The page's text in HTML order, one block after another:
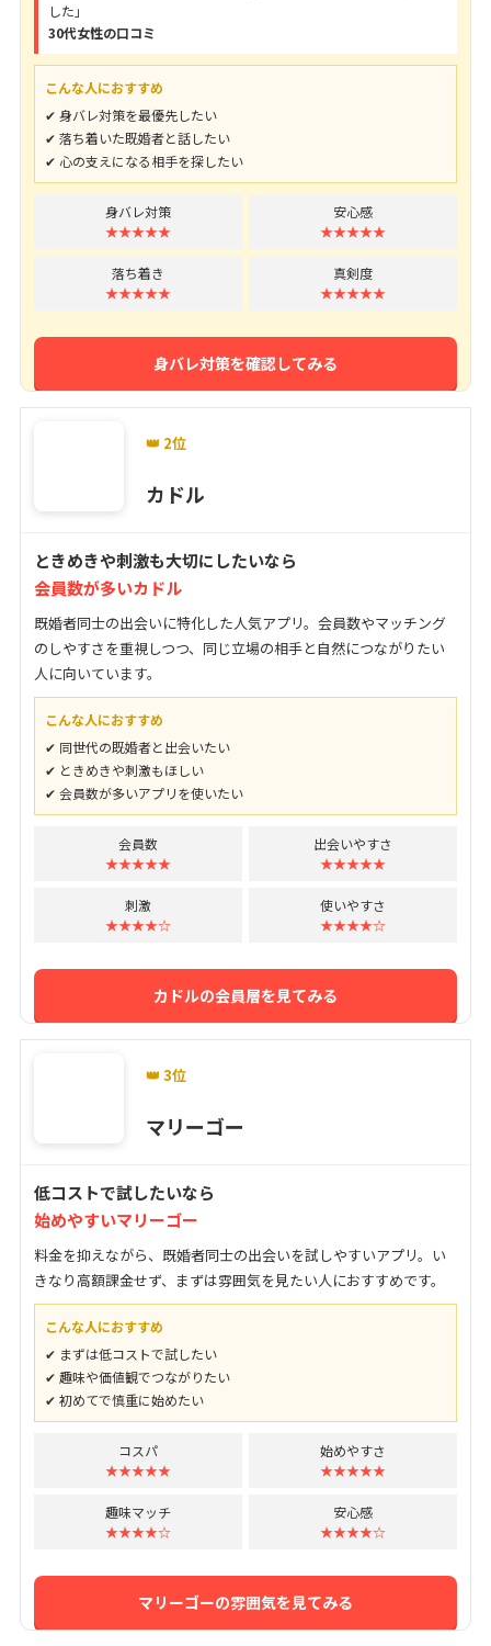
した」
30代女性の口コミ
こんな人におすすめ
✔ 身バレ対策を最優先したい
✔ 落ち着いた既婚者と話したい
✔ 心の支えになる相手を探したい
身バレ対策
★★★★★
安心感
★★★★★
落ち着き
★★★★★
真剣度
★★★★★
身バレ対策を確認してみる
👑 2位
カドル
ときめきや刺激も大切にしたいなら
会員数が多いカドル
既婚者同士の出会いに特化した人気アプリ。会員数やマッチング
のしやすさを重視しつつ、同じ立場の相手と自然につながりたい
人に向いています。
こんな人におすすめ
✔ 同世代の既婚者と出会いたい
✔ ときめきや刺激もほしい
✔ 会員数が多いアプリを使いたい
会員数
★★★★★
出会いやすさ
★★★★★
刺激
★★★★☆
使いやすさ
★★★★☆
カドルの会員層を見てみる
👑 3位
マリーゴー
低コストで試したいなら
始めやすいマリーゴー
料金を抑えながら、既婚者同士の出会いを試しやすいアプリ。い
きなり高額課金せず、まずは雰囲気を見たい人におすすめです。
こんな人におすすめ
✔ まずは低コストで試したい
✔ 趣味や価値観でつながりたい
✔ 初めてで慎重に始めたい
コスパ
★★★★★
始めやすさ
★★★★★
趣味マッチ
★★★★☆
安心感
★★★★☆
マリーゴーの雰囲気を見てみる